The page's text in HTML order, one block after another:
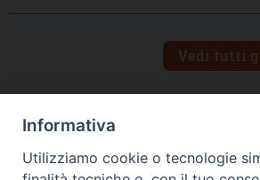
Vedi tutti
DIOCESI SUBURBICARIA
Contatti:Tel.: 06.93268401 -
Informativa
Utilizziamo cookie o tecnologie